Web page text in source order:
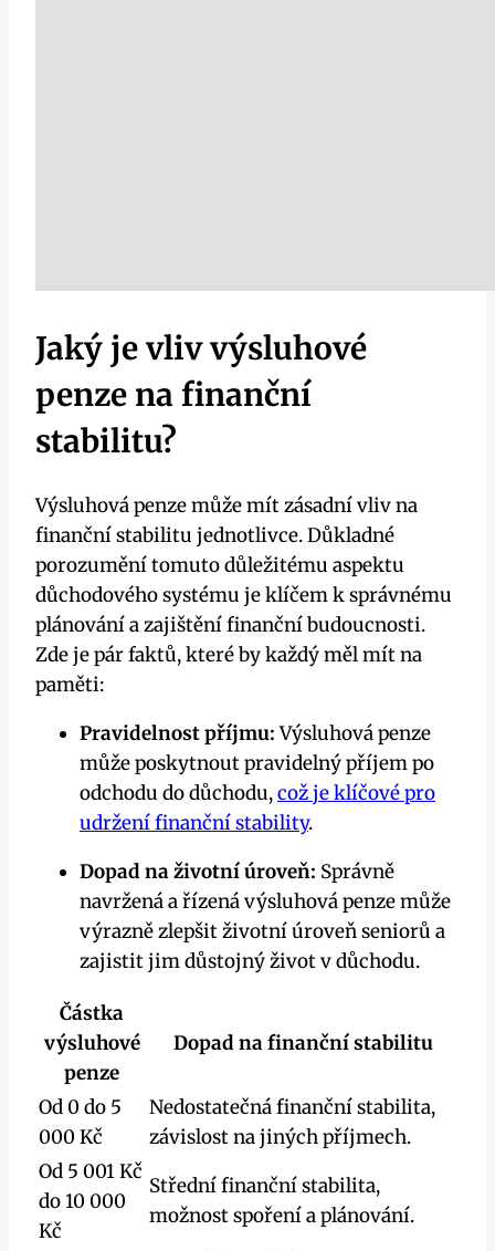
Jaký je vliv výsluhové
penze na finanční
stabilitu?
Výsluhová penze může mít zásadní vliv na
finanční stabilitu jednotlivce. Důkladné
porozumění tomuto důležitému aspektu
důchodového systému je klíčem k správnému
plánování a zajištění finanční budoucnosti.
Zde je pár faktů, které by každý měl mít na
paměti:
Pravidelnost příjmu:Výsluhová penze
může poskytnout pravidelný příjem po
odchodu do důchodu,což je klíčové pro
udržení finanční stability.
Dopad na životní úroveň: Správně
navržená a řízená výsluhová penze může
výrazně zlepšit životní úroveň seniorů a
zajistit jim důstojný život v důchodu.
Částka
výsluhové
penze
Dopad na finanční stabilitu
Od 0 do 5
000 Kč
Nedostatečná finanční stabilita,
závislost na jiných příjmech.
Od 5 001 Kč
do 10 000
Kč
Střední finanční stabilita,
možnost spoření a plánování.